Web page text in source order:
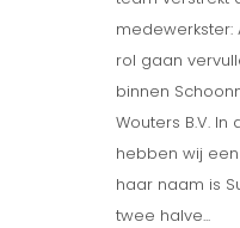
medewerkster:
rol gaan
binnen
Wouters B.V.
hebben wij een
haar naam is
twee halve...